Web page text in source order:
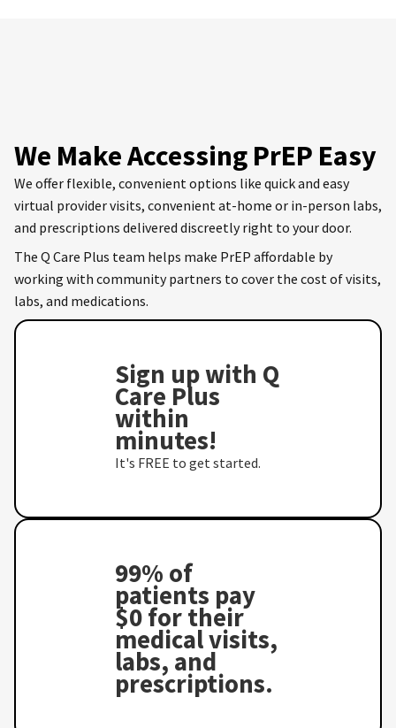
We Make Accessing PrEP Easy
We offer flexible, convenient options like quick and easy
virtual provider visits, convenient at-home or in-person labs,
and prescriptions delivered discreetly right to your door.
The Q Care Plus team helps make PrEP affordable by
working with community partners to cover the cost of visits,
labs, and medications.
Sign up with Q
Care Plus
within
minutes!
It's FREE to get started.
99% of
patients pay
$0 for their
medical visits,
labs, and
prescriptions.